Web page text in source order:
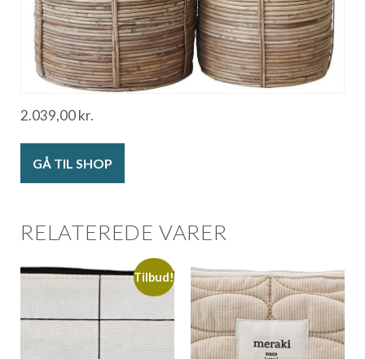
2.039,00kr.
GÅ TIL SHOP
RELATEREDE VARER
Tilbud!